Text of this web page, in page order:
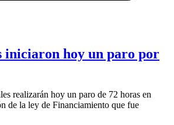
iniciaron hoy un paro por
realizarán hoy un paro de 72 horas en
de la ley de Financiamiento que fue